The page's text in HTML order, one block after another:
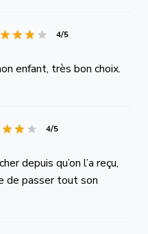
4/5
enfant, très bon choix.
4/5
depuis qu’on l’a reçu,
de passer tout son